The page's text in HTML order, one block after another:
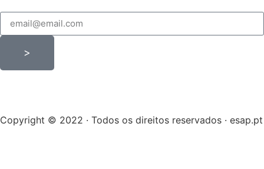
>
Copyright © 2022 · Todos os direitos reservados · esap.pt